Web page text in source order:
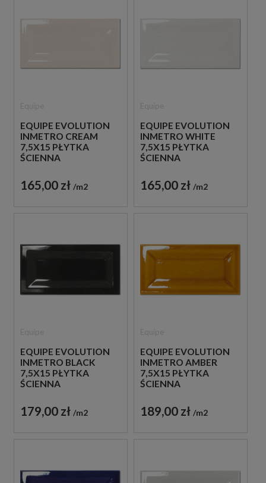
EQUIPE EVOLUTION
INMETRO CREAM
7,5X15 PŁYTKA
ŚCIENNA
165,00 zł m2
EQUIPE EVOLUTION
INMETRO WHITE
7,5X15 PŁYTKA
ŚCIENNA
165,00 zł m2
EQUIPE EVOLUTION
INMETRO BLACK
7,5X15 PŁYTKA
ŚCIENNA
179,00 zł m2
EQUIPE EVOLUTION
INMETRO AMBER
7,5X15 PŁYTKA
ŚCIENNA
189,00 zł m2